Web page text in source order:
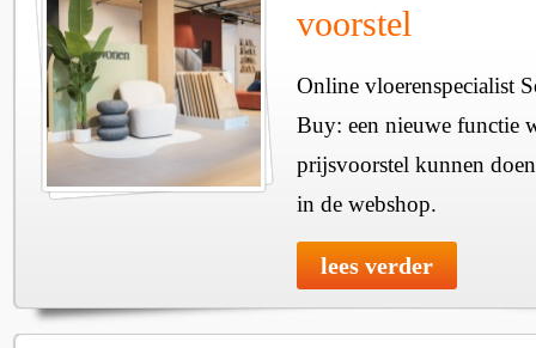
voorstel
Online vloerenspecialist
Buy: een nieuwe functie
prijsvoorstel kunnen
in de webshop.
lees verder